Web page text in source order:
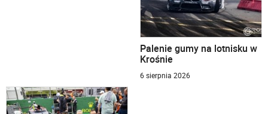
Palenie gumy na lotnisku w
Krośnie
6 sierpnia 2026